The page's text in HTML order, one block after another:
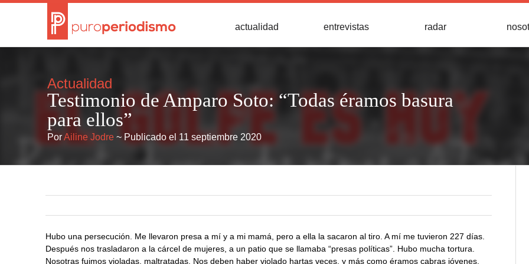
actualidad entrevistas radar
Actualidad
Testimonio de Amparo Soto: “Todas éramos basura
para ellos”
PorAiline Jodre ~ Publicado el 11 septiembre 2020
Hubo una persecución. Me llevaron presa a mí y a mi mamá, pero a ella la sacaron al tiro. A mí me tuvieron 227 días.
Después nos trasladaron a la cárcel de mujeres, a un patio que se llamaba “presas políticas”. Hubo mucha tortura.
Nosotras fuimos violadas, maltratadas. Nos deben haber violado hartas veces, y más como éramos cabras jóvenes.